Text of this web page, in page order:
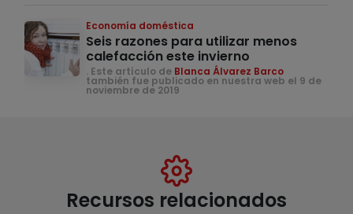
Economía doméstica
Seis razones para utilizar menos
calefacción este invierno
. Este artículo de Blanca Álvarez Barco
también fue publicado en nuestra web el 9 de
noviembre de 2019
Recursos relacionados